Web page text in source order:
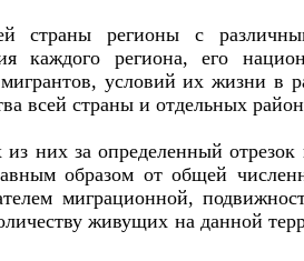
страны регионы с
каждого региона, его
условий их жизни в
всей страны и отдельных
них за определенный отрезок
образом от общей
миграционной,
живущих на данной